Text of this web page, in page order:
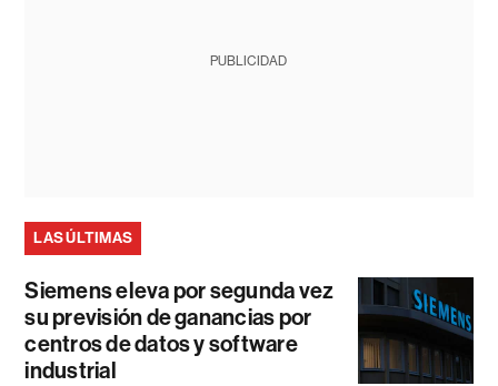
PUBLICIDAD
LAS ÚLTIMAS
Siemens eleva por segunda vez
su previsión de ganancias por
centros de datos y software
industrial